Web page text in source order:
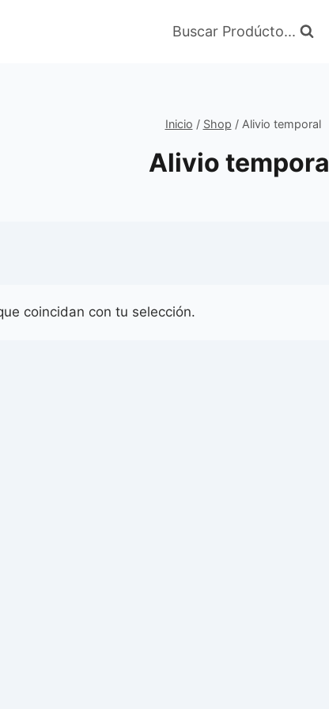
Buscar Prodúcto...
Inicio / Shop / Alivio temporal
Alivio
coincidan con tu selección.